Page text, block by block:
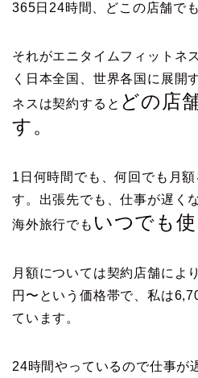
365日24時間、どこの店舗で
それがエニタイムフィットネ
く日本全国、世界各国に展開
ネスは契約すると どの店
す。
1日何時間でも、何回でも月
す。出張先でも、仕事が遅く
海外旅行でも いつでも使
月額については契約店舗によ
円〜という価格帯で、私は
ています。
24時間やっているので仕事が